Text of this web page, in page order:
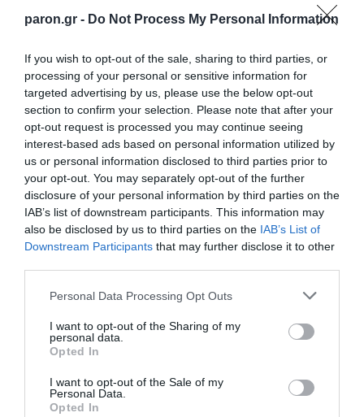
paron.gr - Do Not Process My Personal Information
If you wish to opt-out of the sale, sharing to third parties, or
processing of your personal or sensitive information for
targeted advertising by us, please use the below opt-out
section to confirm your selection. Please note that after your
opt-out request is processed you may continue seeing
interest-based ads based on personal information utilized by
us or personal information disclosed to third parties prior to
your opt-out. You may separately opt-out of the further
disclosure of your personal information by third parties on the
IAB’s list of downstream participants. This information may
also be disclosed by us to third parties on the IAB’s List of
Downstream Participants that may further disclose it to other
Please note that this website/app uses one or more Google
not limited to your visit or usage behaviour. You may click to
grant or deny consent to Google and its third-party tags to
use your data for below specified purposes in below Google
consent section.
Personal Data Processing Opt Outs
I want to opt-out of the Sharing of my
personal data.
Opted In
I want to opt-out of the Sale of my
Personal Data.
Opted In